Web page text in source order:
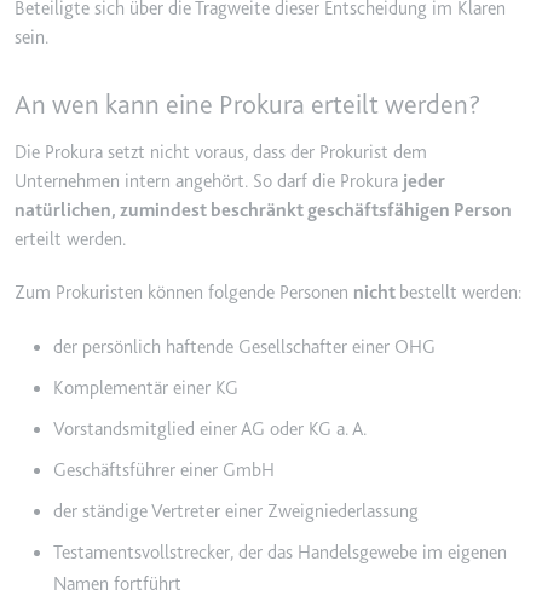
zu senden. Erfasst den Besucher
hinweg.
Ablauf:
2 Jahre
Typ:
Anbieter:
smartlaw.de
Zweck:
Wird verwendet, um Daten zu
Google Analytics über das Gerät
zu senden. Erfasst den Besucher
über Geräte und Marketingkanäle
2 Jahre
YouTube-Videos zu schätzen.
Typ:
HTTP-Cookie
YSC
Anbieter:
youtube.com
Statistiken der Videos von
YouTube, die der Benutzer
gesehen hat, zu behalten.
Ablauf:
Sitzung
Beteiligte sich über die Tragweite dieser Entscheidung im Klaren
sein.
An wen kann eine Prokura erteilt werden?
Die Prokura setzt nicht voraus, dass der Prokurist dem
Unternehmen intern angehört. So darf die Prokura jeder
natürlichen, zumindest beschränkt geschäftsfähigen Person
erteilt werden.
Zum Prokuristen können folgende Personen nicht bestellt werden:
der persönlich haftende Gesellschafter einer OHG
Komplementär einer KG
Vorstandsmitglied einer AG oder KG a. A.
Geschäftsführer einer GmbH
der ständige Vertreter einer Zweigniederlassung
Testamentsvollstrecker, der das Handelsgewebe im eigenen
Namen fortführt